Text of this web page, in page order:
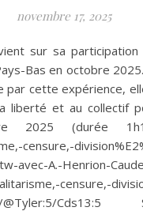
novembre 17, 2025
sur sa
Bas en octobre
cette expérience,
liberté et au collectif
2025 (durée
censure,-
Itw-avec-A.-
censure,-
@Tyler:5/